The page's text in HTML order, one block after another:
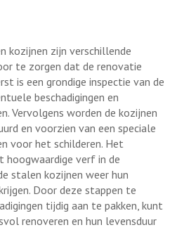
kozijnen zijn verschillende
te zorgen dat de renovatie
is een grondige inspectie van de
beschadigingen en
Vervolgens worden de kozijnen
en voorzien van een speciale
voor het schilderen. Het
verf in de
stalen kozijnen weer hun
Door deze stappen te
tijdig aan te pakken, kunt
renoveren en hun levensduur